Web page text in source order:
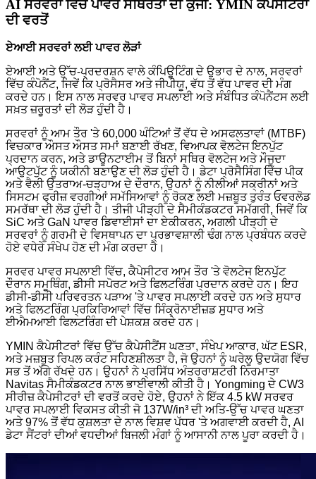
AI ਸਰਵਰਾਂ ਵਿੱਚ ਪਾਵਰ ਸਥਿਰਤਾ ਦੀ ਕੁੰਜੀ: YMIN ਕੈਪੇਸੀਟਰਾਂ
ਦੀ ਵਰਤੋਂ
ਏਆਈ ਸਰਵਰਾਂ ਲਈ ਪਾਵਰ ਲੋੜਾਂ
ਏਆਈ ਅਤੇ ਉੱਚ-ਪ੍ਰਦਰਸ਼ਨ ਵਾਲੇ ਕੰਪਿਊਟਿੰਗ ਦੇ ਉਭਾਰ ਦੇ ਨਾਲ, ਸਰਵਰਾਂ
ਵਿੱਚ ਕੰਪੋਨੈਂਟ, ਜਿਵੇਂ ਕਿ ਪ੍ਰੋਸੈਸਰ ਅਤੇ ਜੀਪੀਯੂ, ਵੱਧ ਤੋਂ ਵੱਧ ਪਾਵਰ ਦੀ ਮੰਗ
ਕਰਦੇ ਹਨ। ਇਸ ਨਾਲ ਸਰਵਰ ਪਾਵਰ ਸਪਲਾਈ ਅਤੇ ਸੰਬੰਧਿਤ ਕੰਪੋਨੈਂਟਸ ਲਈ
ਸਖ਼ਤ ਜ਼ਰੂਰਤਾਂ ਦੀ ਲੋੜ ਹੁੰਦੀ ਹੈ।
ਸਰਵਰਾਂ ਨੂੰ ਆਮ ਤੌਰ 'ਤੇ 60,000 ਘੰਟਿਆਂ ਤੋਂ ਵੱਧ ਦੇ ਅਸਫਲਤਾਵਾਂ (MTBF)
ਵਿਚਕਾਰ ਔਸਤ ਔਸਤ ਸਮਾਂ ਬਣਾਈ ਰੱਖਣ, ਵਿਆਪਕ ਵੋਲਟੇਜ ਇਨਪੁੱਟ
ਪ੍ਰਦਾਨ ਕਰਨ, ਅਤੇ ਡਾਊਨਟਾਈਮ ਤੋਂ ਬਿਨਾਂ ਸਥਿਰ ਵੋਲਟੇਜ ਅਤੇ ਮੌਜੂਦਾ
ਆਉਟਪੁੱਟ ਨੂੰ ਯਕੀਨੀ ਬਣਾਉਣ ਦੀ ਲੋੜ ਹੁੰਦੀ ਹੈ। ਡੇਟਾ ਪ੍ਰੋਸੈਸਿੰਗ ਵਿੱਚ ਪੀਕ
ਅਤੇ ਵੈਲੀ ਉਤਰਾਅ-ਚੜ੍ਹਾਅ ਦੇ ਦੌਰਾਨ, ਉਹਨਾਂ ਨੂੰ ਨੀਲੀਆਂ ਸਕ੍ਰੀਨਾਂ ਅਤੇ
ਸਿਸਟਮ ਫ੍ਰੀਜ਼ ਵਰਗੀਆਂ ਸਮੱਸਿਆਵਾਂ ਨੂੰ ਰੋਕਣ ਲਈ ਮਜ਼ਬੂਤ ​​ਤੁਰੰਤ ਓਵਰਲੋਡ
ਸਮਰੱਥਾ ਦੀ ਲੋੜ ਹੁੰਦੀ ਹੈ। ਤੀਜੀ ਪੀੜ੍ਹੀ ਦੇ ਸੈਮੀਕੰਡਕਟਰ ਸਮੱਗਰੀ, ਜਿਵੇਂ ਕਿ
SiC ਅਤੇ GaN ਪਾਵਰ ਡਿਵਾਈਸਾਂ ਦਾ ਏਕੀਕਰਨ, ਅਗਲੀ ਪੀੜ੍ਹੀ ਦੇ
ਸਰਵਰਾਂ ਨੂੰ ਗਰਮੀ ਦੇ ਵਿਸਥਾਪਨ ਦਾ ਪ੍ਰਭਾਵਸ਼ਾਲੀ ਢੰਗ ਨਾਲ ਪ੍ਰਬੰਧਨ ਕਰਦੇ
ਹੋਏ ਵਧੇਰੇ ਸੰਖੇਪ ਹੋਣ ਦੀ ਮੰਗ ਕਰਦਾ ਹੈ।
ਸਰਵਰ ਪਾਵਰ ਸਪਲਾਈ ਵਿੱਚ, ਕੈਪੇਸੀਟਰ ਆਮ ਤੌਰ 'ਤੇ ਵੋਲਟੇਜ ਇਨਪੁੱਟ
ਦੌਰਾਨ ਸਮੂਥਿੰਗ, ਡੀਸੀ ਸਪੋਰਟ ਅਤੇ ਫਿਲਟਰਿੰਗ ਪ੍ਰਦਾਨ ਕਰਦੇ ਹਨ। ਇਹ
ਡੀਸੀ-ਡੀਸੀ ਪਰਿਵਰਤਨ ਪੜਾਅ 'ਤੇ ਪਾਵਰ ਸਪਲਾਈ ਕਰਦੇ ਹਨ ਅਤੇ ਸੁਧਾਰ
ਅਤੇ ਫਿਲਟਰਿੰਗ ਪ੍ਰਕਿਰਿਆਵਾਂ ਵਿੱਚ ਸਿੰਕ੍ਰੋਨਾਈਜ਼ਡ ਸੁਧਾਰ ਅਤੇ
ਈਐਮਆਈ ਫਿਲਟਰਿੰਗ ਦੀ ਪੇਸ਼ਕਸ਼ ਕਰਦੇ ਹਨ।
YMIN ਕੈਪੇਸੀਟਰਾਂ ਵਿੱਚ ਉੱਚ ਕੈਪੇਸੀਟੈਂਸ ਘਣਤਾ, ਸੰਖੇਪ ਆਕਾਰ, ਘੱਟ ESR,
ਅਤੇ ਮਜ਼ਬੂਤ ​​ਰਿਪਲ ਕਰੰਟ ਸਹਿਣਸ਼ੀਲਤਾ ਹੈ, ਜੋ ਉਹਨਾਂ ਨੂੰ ਘਰੇਲੂ ਉਦਯੋਗ ਵਿੱਚ
ਸਭ ਤੋਂ ਅੱਗੇ ਰੱਖਦੇ ਹਨ। ਉਹਨਾਂ ਨੇ ਪ੍ਰਸਿੱਧ ਅੰਤਰਰਾਸ਼ਟਰੀ ਨਿਰਮਾਤਾ
Navitas ਸੈਮੀਕੰਡਕਟਰ ਨਾਲ ਭਾਈਵਾਲੀ ਕੀਤੀ ਹੈ। Yongming ਦੇ CW3
ਸੀਰੀਜ਼ ਕੈਪੇਸੀਟਰਾਂ ਦੀ ਵਰਤੋਂ ਕਰਦੇ ਹੋਏ, ਉਹਨਾਂ ਨੇ ਇੱਕ 4.5 kW ਸਰਵਰ
ਪਾਵਰ ਸਪਲਾਈ ਵਿਕਸਤ ਕੀਤੀ ਜੋ 137W/in³ ਦੀ ਅਤਿ-ਉੱਚ ਪਾਵਰ ਘਣਤਾ
ਅਤੇ 97% ਤੋਂ ਵੱਧ ਕੁਸ਼ਲਤਾ ਦੇ ਨਾਲ ਵਿਸ਼ਵ ਪੱਧਰ 'ਤੇ ਅਗਵਾਈ ਕਰਦੀ ਹੈ, AI
ਡੇਟਾ ਸੈਂਟਰਾਂ ਦੀਆਂ ਵਧਦੀਆਂ ਬਿਜਲੀ ਮੰਗਾਂ ਨੂੰ ਆਸਾਨੀ ਨਾਲ ਪੂਰਾ ਕਰਦੀ ਹੈ।